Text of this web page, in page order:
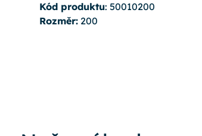
Kód produktu: 50010200
Rozměr:200